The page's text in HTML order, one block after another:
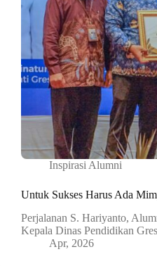
Inspirasi Alumni
Untuk Sukses Harus Ada
Perjalanan S. Hariyanto,
Kepala Dinas Pendidikan
Apr, 2026